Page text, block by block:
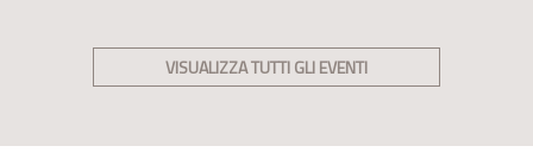
VISUALIZZA TUTTI GLI EVENTI